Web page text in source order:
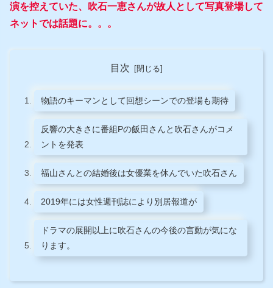
演を控えていた、吹石一恵さんが故人として写真登場して
ネットでは話題に。。。
目次
物語のキーマンとして回想シーンでの登場も期待
反響の大きさに番組Pの飯田さんと吹石さんがコメ
ントを発表
福山さんとの結婚後は女優業を休んでいた吹石さん
2019年には女性週刊誌により別居報道が
ドラマの展開以上に吹石さんの今後の言動が気にな
ります。